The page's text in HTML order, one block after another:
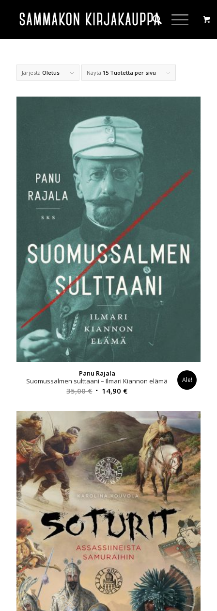
Järjestä Oletus Näytä 15 Tuotetta per sivu
Panu Rajala
Suomussalmen sulttaani – Ilmari Kiannon elämä
35,00€ Alkuperäinen
oli:
35,00 €.
14,90 €Nykyinen
on:
14,90 €.
Ale!